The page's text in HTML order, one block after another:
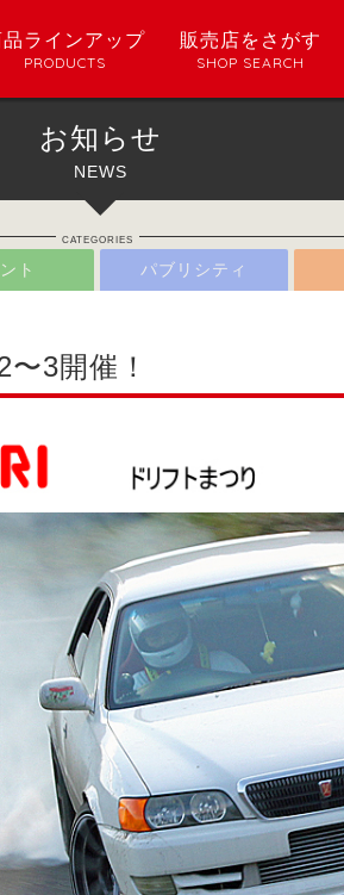
品ラインアップ
PRODUCTS
販売店をさがす
SHOP SEARCH
お知らせ
NEWS
CATEGORIES
ト パブリシティ
3開催！